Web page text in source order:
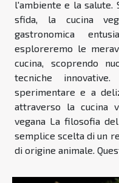
l'ambiente e la salute.
sfida, la cucina
gastronomica
esploreremo le
cucina, scoprendo
tecniche
sperimentare e a
attraverso la cucina
vegana La filosofia
semplice scelta di un
di origine animale.